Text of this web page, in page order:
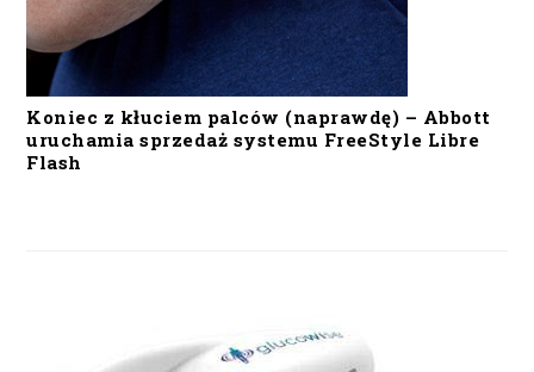
Koniec z kłuciem palców (naprawdę) – Abbott
uruchamia sprzedaż systemu FreeStyle Libre
Flash